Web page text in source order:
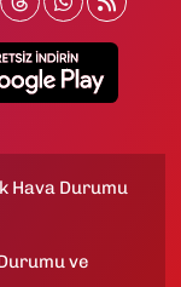
Hava Durumu
ve